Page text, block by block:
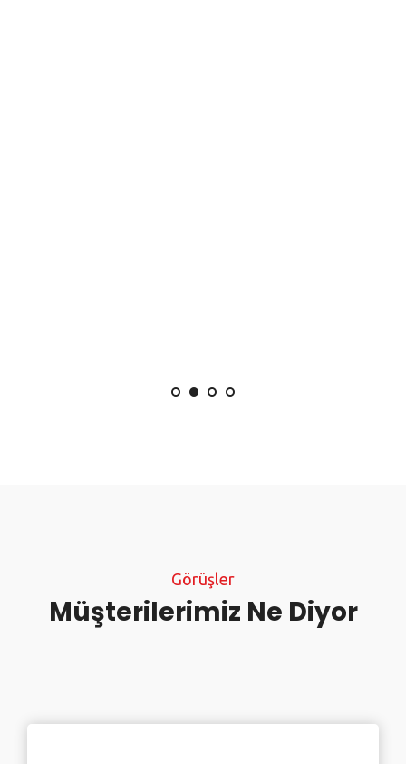
Görüşler
Müşterilerimiz Ne Diyor